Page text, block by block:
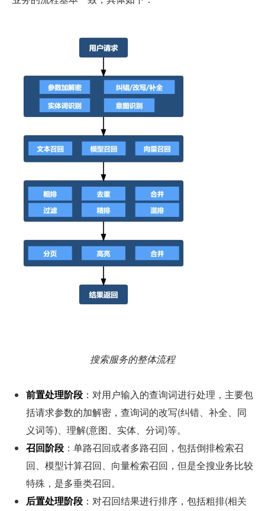
搜索服务的整体流程
前置处理阶段 ：对用户输入的查询词进行处理，主要包
括请求参数的加解密，查询词的改写(纠错、补全、同
义词等)、理解(意图、实体、分词)等。
召回阶段 ：单路召回或者多路召回，包括倒排检索召
回、模型计算召回、向量检索召回，但是全搜业务比较
特殊，是多垂类召回。
后置处理阶段 ：对召回结果进行排序，包括粗排(相关